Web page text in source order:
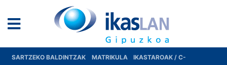
SARTZEKO BALDINTZAK MATRIKULA
IKASTAROAK / C-